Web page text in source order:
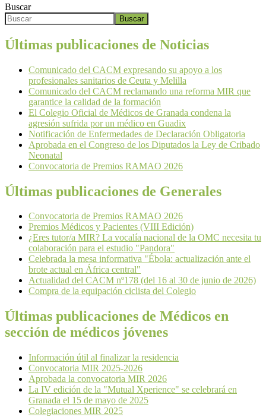
Buscar
Buscar
Últimas publicaciones de Noticias
Comunicado del CACM expresando su apoyo a los
profesionales sanitarios de Ceuta y Melilla
Comunicado del CACM reclamando una reforma MIR que
garantice la calidad de la formación
El Colegio Oficial de Médicos de Granada condena la
agresión sufrida por un médico en Guadix
Notificación de Enfermedades de Declaración Obligatoria
Aprobada en el Congreso de los Diputados la Ley de Cribado
Neonatal
Convocatoria de Premios RAMAO 2026
Últimas publicaciones de Generales
Convocatoria de Premios RAMAO 2026
Premios Médicos y Pacientes (VIII Edición)
¿Eres tutor/a MIR? La vocalía nacional de la OMC necesita tu
colaboración para el estudio "Pandora"
Celebrada la mesa informativa "Ébola: actualización ante el
brote actual en África central"
Actualidad del CACM nº178 (del 16 al 30 de junio de 2026)
Compra de la equipación ciclista del Colegio
Últimas publicaciones de Médicos en
sección de médicos jóvenes
Información útil al finalizar la residencia
Convocatoria MIR 2025-2026
Aprobada la convocatoria MIR 2026
La IV edición de la "Mutual Xperience" se celebrará en
Granada el 15 de mayo de 2025
Colegiaciones MIR 2025